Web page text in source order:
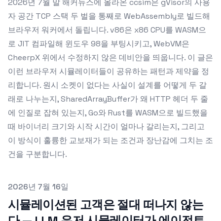
2026년 7월 말 해커뉴스에 올라온 ccsim은 gVisor의 사용
자 공간 TCP 스택 두 벌을 통째로 WebAssembly로 빌드해
브라우저 워커에서 돌립니다. v86은 x86 CPU를 WASM으
로 JIT 컴파일해 윈도우 98을 부팅시키고, WebVM은
CheerpX 위에서 수정하지 않은 데비안을 띄웁니다. 이 글은
이런 브라우저 시뮬레이터들이 공유하는 패턴과 제약을 정
리합니다. 원시 소켓이 없다는 사실이 설계를 어떻게 두 갈
래로 나누는지, SharedArrayBuffer가 왜 HTTP 헤더 두 줄
에 인질로 잡혀 있는지, Go와 Rust를 WASM으로 빌드했을
때 바이너리 크기와 시작 시간이 얼마나 갈리는지, 그리고
이 방식이 훌륭한 교보재가 되는 조건과 장난감에 그치는 조
건을 구분합니다.
Published on
2026년 7월 16일
시뮬레이션된 고객은 절대 떠나지 않는